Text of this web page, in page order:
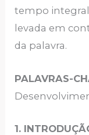
tempo integral
levada em
da palavra.
PALAVRAS-
1.